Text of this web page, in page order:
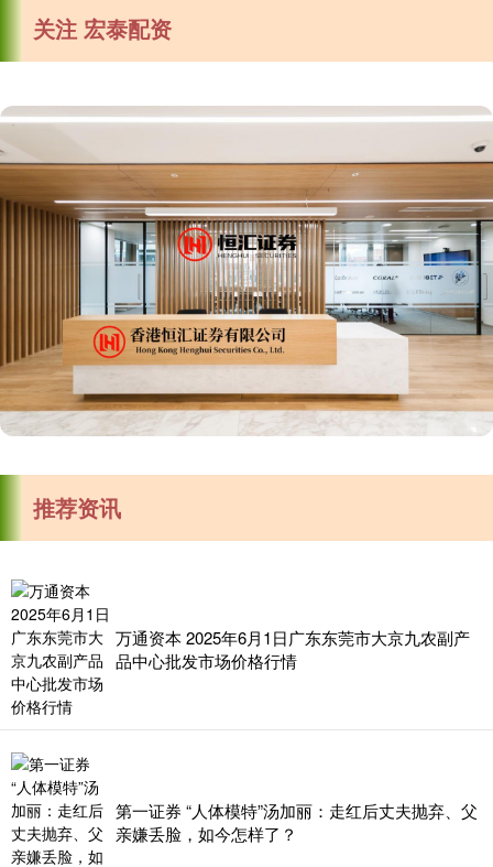
关注 宏泰配资
推荐资讯
万通资本 2025年6月1日广东东莞市大京九农副产
品中心批发市场价格行情
第一证券 “人体模特”汤加丽：走红后丈夫抛弃、父
亲嫌丢脸，如今怎样了？